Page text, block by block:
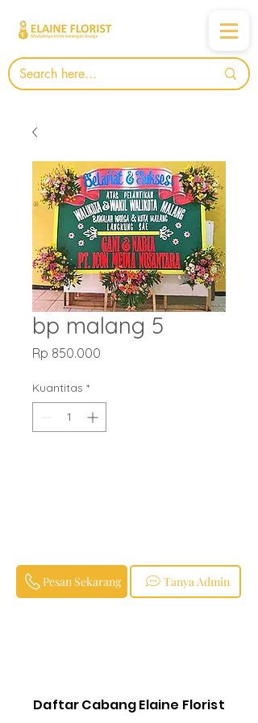
bp malang 5
Rp 850.000
Kuantitas *
Tanya Admin
Pesan Sekarang
Daftar Cabang Elaine Florist